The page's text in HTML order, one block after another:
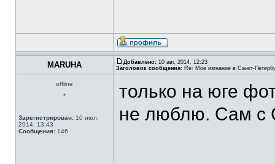
MARUHA Добавлено: 10 авг, 2014, 12:23
Заголовок сообщения: Re: Мое изгнание в Санкт-
offline
*
Зарегистрирован: 10 июл,
2014, 13:43
Сообщения: 146
только на юге
не люблю. Сам с